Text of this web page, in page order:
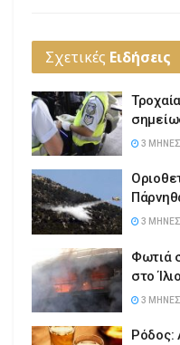
Σχετικές Ειδήσεις
3 ΜΉΝΕΣ
3 ΜΉΝΕΣ
Φωτιά
στο
3 ΜΉΝΕΣ
Ρόδος: